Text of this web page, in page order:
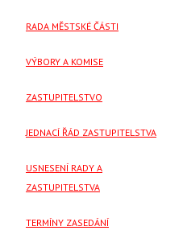
RADA MĚSTSKÉ ČÁSTI
VÝBORY A KOMISE
ZASTUPITELSTVO
JEDNACÍ ŘÁD ZASTUPITELSTVA
USNESENÍ RADY A
ZASTUPITELSTVA
TERMÍNY ZASEDÁNÍ